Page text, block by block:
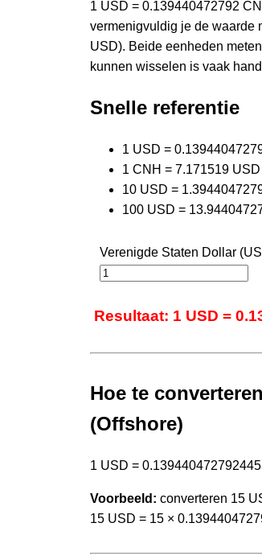
1 USD = 0.139440472792
vermenigvuldig je de waarde
USD). Beide eenheden
kunnen wisselen is vaak
Snelle referentie
1 USD =
1 CNH = 7.171519 USD
10 USD =
100 USD =
Verenigde Staten Dollar
Resultaat: 1 USD =
Hoe te
(Offshore)
1 USD =
Voorbeeld: converteren 15
15 USD = 15 ×